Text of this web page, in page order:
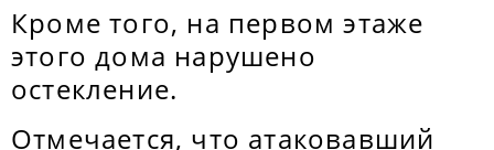
Кроме того, на первом этаже
этого дома нарушено
остекление.
Отмечается, что атаковавший